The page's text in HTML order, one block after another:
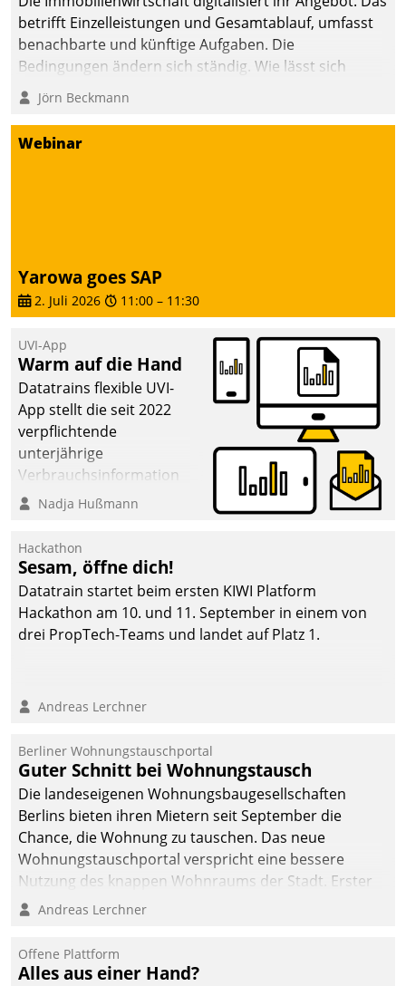
betrifft Einzelleistungen und Gesamtablauf, umfasst
benachbarte und künftige Aufgaben. Die
Bedingungen ändern sich ständig. Wie lässt sich
technisch die Kontrolle wahren und zugleich Freiraum
fürs Wachsen öffnen?
Jörn Beckmann
Webinar
Yarowa goes SAP
2. Juli 2026 11:00 – 11:30
UVI-App
Warm auf die Hand
Datatrains flexible UVI-
App stellt die seit 2022
verpflichtende
unterjährige
Verbrauchsinformation
schnell, zuverlässig und
Die monatlichen
Mitteilungen zum
Heizungs- und
Wasserverbrauch gehen
automatisiert, vollständig
und auf Wunsch über
Kommunikationswege bei
Nadja Hußmann
Hackathon
Sesam, öffne dich!
Datatrain startet beim ersten KIWI Platform
Hackathon am 10. und 11. September in einem von
drei PropTech-Teams und landet auf Platz 1.
Andreas Lerchner
Berliner Wohnungstauschportal
Guter Schnitt bei Wohnungstausch
Die landeseigenen Wohnungsbaugesellschaften
Berlins bieten ihren Mietern seit September die
Chance, die Wohnung zu tauschen. Das neue
Wohnungstauschportal verspricht eine bessere
Nutzung des knappen Wohnraums der Stadt. Erster
Anwendungsfall für Datatrains Lösung API-Hub mit
Unternehmen.
Andreas Lerchner
Offene Plattform
Alles aus einer Hand?